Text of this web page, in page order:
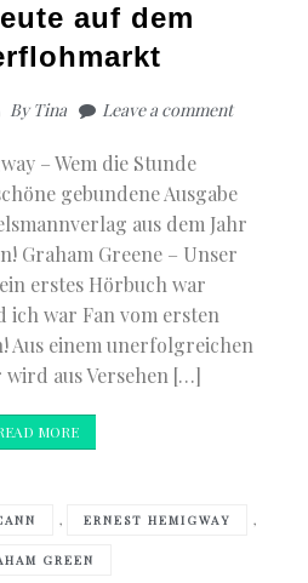
auf dem
ByTina Leave a comment
– Wem die Stunde
gebundene Ausgabe
aus dem Jahr
Graham Greene – Unser
erstes Hörbuch war
ich war Fan vom ersten
Aus einem unerfolgreichen
aus Versehen […]
MORE
, ERNEST HEMIGWAY ,
GREEN